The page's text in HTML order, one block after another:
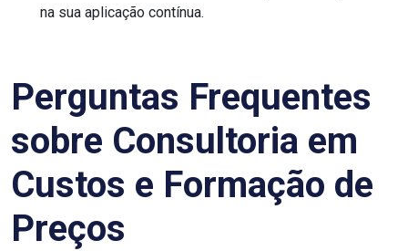
na sua aplicação contínua.
Perguntas Frequentes
sobre Consultoria em
Custos e Formação de
Preços